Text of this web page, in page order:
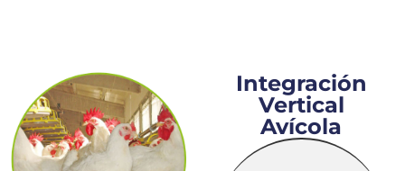
Integración
Vertical
Avícola